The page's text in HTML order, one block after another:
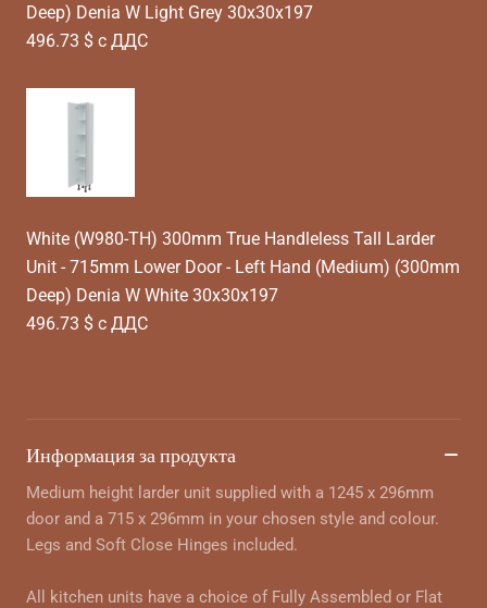
Deep) Denia W Light Grey 30x30x197
496.73 $ с ДДС
White (W980-TH) 300mm True Handleless Tall Larder
Unit - 715mm Lower Door - Left Hand (Medium) (300mm
Deep) Denia W White 30x30x197
496.73 $ с ДДС
Информация за продукта
Medium height larder unit supplied with a 1245 x 296mm
door and a 715 x 296mm in your chosen style and colour.
Legs and Soft Close Hinges included.
All kitchen units have a choice of Fully Assembled or Flat